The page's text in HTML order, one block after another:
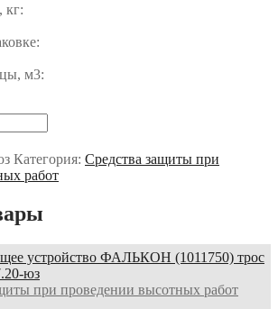
кг:
м3:
Категория: Средства защиты при
работ
при проведении высотных работ